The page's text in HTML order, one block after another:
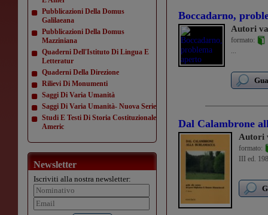
Pubblicazioni Della Domus
Galilaeana
Pubblicazioni Della Domus
Mazziniana
Quaderni Dell'Istituto Di Lingua E
Letteratur
Quaderni Della Direzione
Rilievi Di Monumenti
Saggi Di Varia Umanità
Saggi Di Varia Umanità- Nuova Serie
Studi E Testi Di Storia Costituzionale
Americ
Newsletter
Iscriviti alla nostra newsletter:
Boccadarno,
Autori
formato:
...
Dal Calambrone
Autori
formato:
III ed.